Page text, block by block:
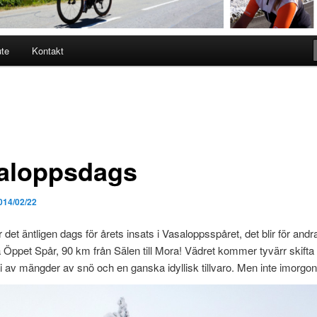
Kontakt
02/22
det äntligen dags för årets insats i Vasaloppsspåret, det blir för
Öppet Spår, 90 km från Sälen till Mora! Vädret kommer tyvärr skifta
av mängder av snö och en ganska idyllisk tillvaro. Men inte